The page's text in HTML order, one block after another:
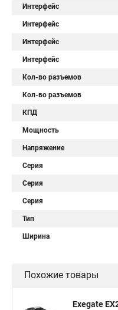
Интерфейс
Интерфейс
Интерфейс
Интерфейс
Кол-во разъемов
Кол-во разъемов
КПД
Мощность
Напряжение
Серия
Серия
Серия
Тип
Ширина
Похожие товары
Exegate